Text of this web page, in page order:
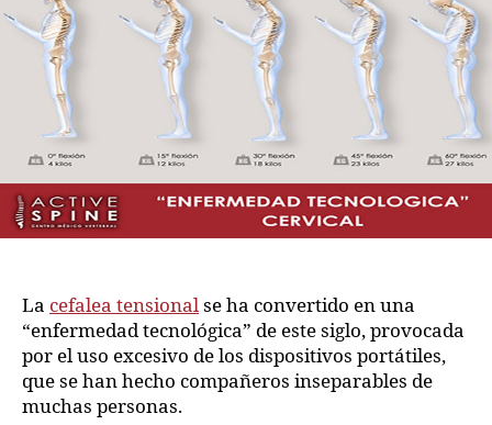
La cefalea tensionalse ha convertido en una
“enfermedad tecnológica” de este siglo, provocada
por el uso excesivo de los dispositivos portátiles,
que se han hecho compañeros inseparables de
muchas personas.